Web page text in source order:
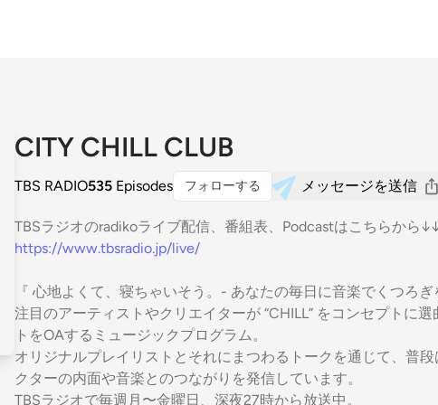
CITY CHILL CLUB
TBS RADIO535 Episodes フォローする メッセージを送信
TBSラジオのradikoライブ配信、番組表、Podcastはこちらから
https://www.tbsradio.jp/live/
『 心地よくて、寝ちゃいそう。- あなたの毎日に音楽でくつろぎ
注目のアーティストやクリエイターが “CHILL” をコンセプトに
トをOAするミュージックプログラム。
オリジナルプレイリストとそれにまつわるトークを通じて、普
クターの内面や音楽とのつながりを発信しています。
TBSラジオで毎週月〜金曜日、深夜27時から放送中。